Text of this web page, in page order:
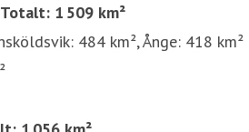
1 509 km²
484 km², Ånge: 418 km²